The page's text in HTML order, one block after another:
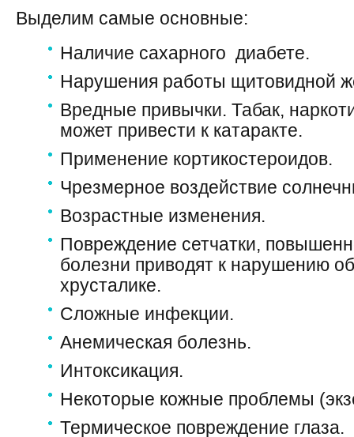
Выделим самые основные:
Наличие сахарного диабете.
Нарушения работы щитовидной
Вредные привычки. Табак,
может привести к катаракте.
Применение кортикостероидов.
Чрезмерное воздействие
Возрастные изменения.
Повреждение сетчатки,
болезни приводят к нарушению
хрусталике.
Сложные инфекции.
Анемическая болезнь.
Интоксикация.
Некоторые кожные проблемы
Термическое повреждение глаза.